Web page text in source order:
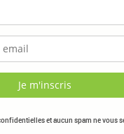
et aucun spam ne vous